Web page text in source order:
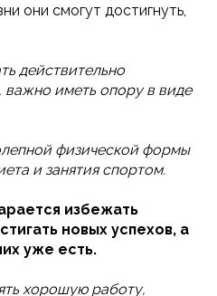
они смогут достигнуть,
действительно
важно иметь опору в виде
физической формы
и занятия спортом.
избежать
новых успехов, а
уже есть.
хорошую работу,